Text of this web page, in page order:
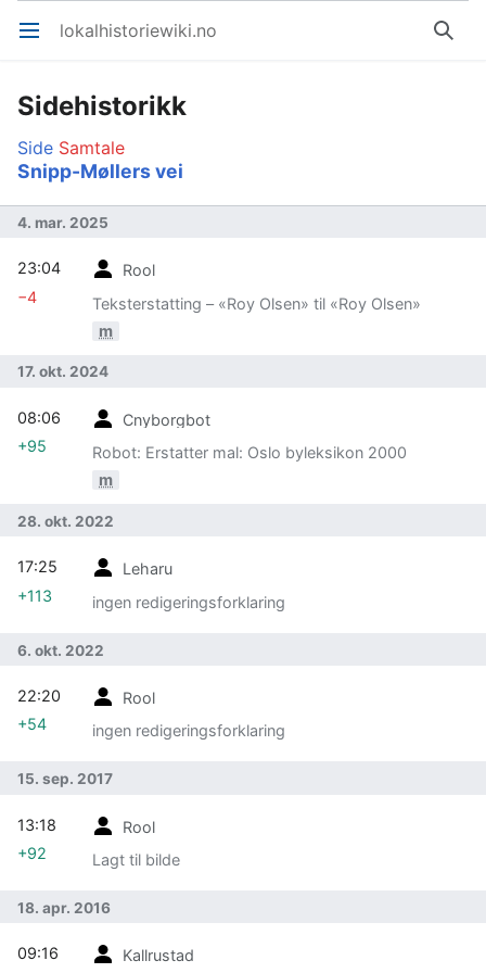
Åpne hovedmenyen lokalhistoriewiki.no Søk
Sidehistorikk
Side Samtale
Snipp-Møllers vei
4. mar. 2025
Rool
Teksterstatting – «Roy Olsen» til «Roy Olsen»
m
23:04
−4
17. okt. 2024
Cnyborgbot
Robot: Erstatter mal: Oslo byleksikon 2000
m
08:06
+95
28. okt. 2022
Leharu
ingen redigeringsforklaring
17:25
+113
6. okt. 2022
Rool
ingen redigeringsforklaring
22:20
+54
15. sep. 2017
Rool
Lagt til bilde
13:18
+92
18. apr. 2016
Kallrustad
09:16